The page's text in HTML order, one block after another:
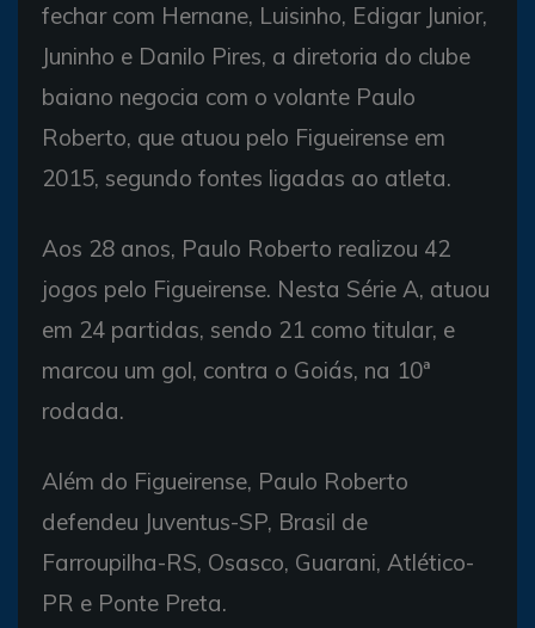
fechar com Hernane, Luisinho, Edigar Junior,
Juninho e Danilo Pires, a diretoria do clube
baiano negocia com o volante Paulo
Roberto, que atuou pelo Figueirense em
2015, segundo fontes ligadas ao atleta.
Aos 28 anos, Paulo Roberto realizou 42
jogos pelo Figueirense. Nesta Série A, atuou
em 24 partidas, sendo 21 como titular, e
marcou um gol, contra o Goiás, na 10ª
rodada.
Além do Figueirense, Paulo Roberto
defendeu Juventus-SP, Brasil de
Farroupilha-RS, Osasco, Guarani, Atlético-
PR e Ponte Preta.